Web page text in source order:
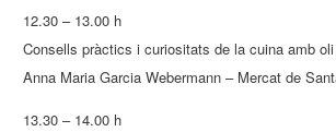
12.30 – 13.00 h
Consells pràctics i curiositats de la cuina amb oli
Anna Maria Garcia Webermann – Mercat de
13.30 – 14.00 h